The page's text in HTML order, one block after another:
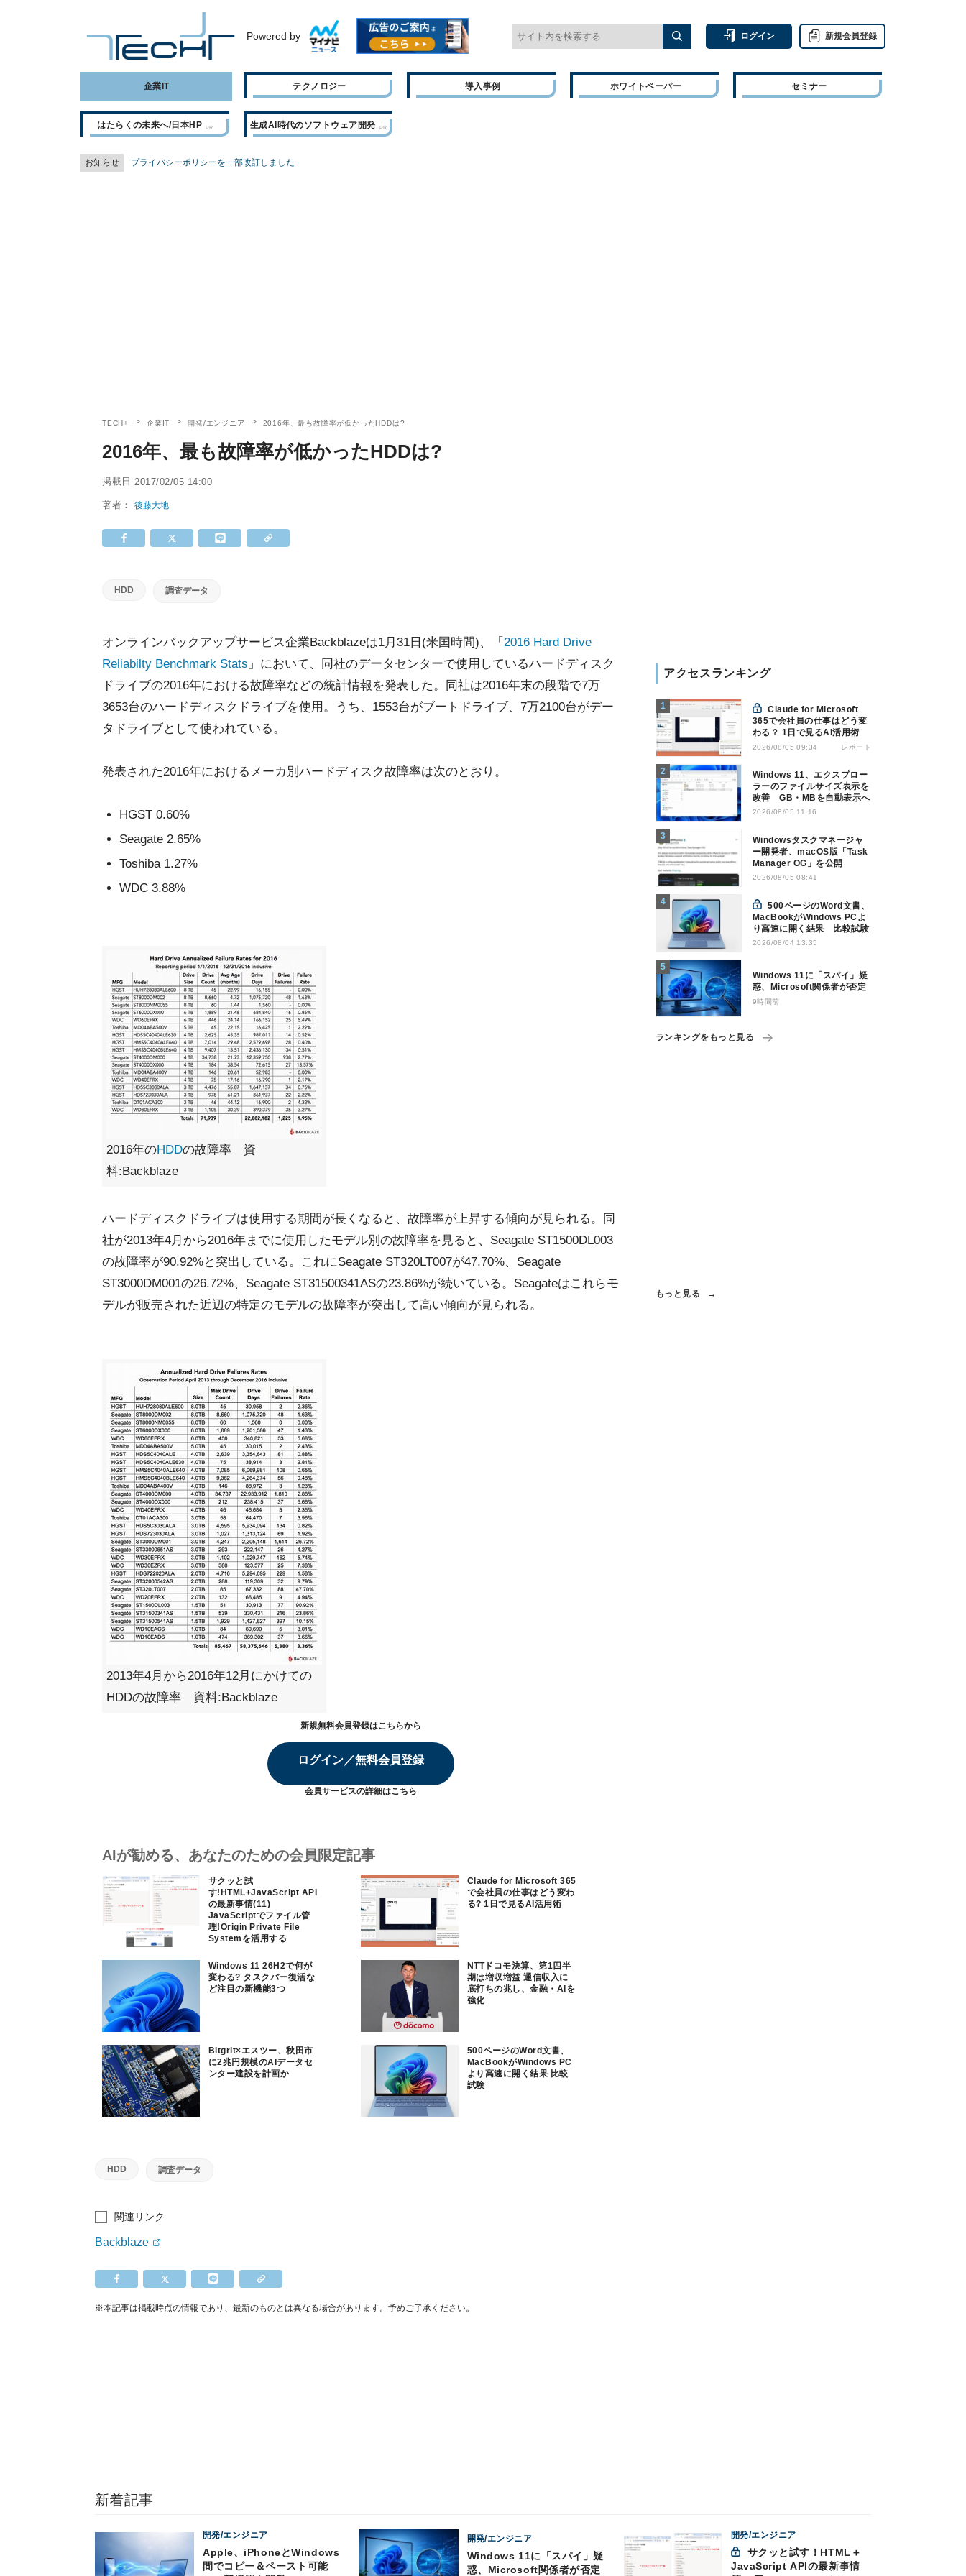
Powered by ログイン 新規会員登録
企業IT テクノロジー 導入事例 ホワイトペーパー セミナー
はたらくの未来へ/日本HP 生成AI時代のソフトウェア開発
お知らせ プライバシーポリシーを一部改訂しました
TECH+ 企業IT 開発/エンジニア 2016年、最も故障率が低かったHDDは?
2016年、最も故障率が低かったHDDは?
掲載日 2017/02/05 14:00
著者：後藤大地
HDD 調査データ
オンラインバックアップサービス企業Backblazeは1月31日(米国時間)、「 2016 Hard Drive
Reliabilty Benchmark Stats 」において、同社のデータセンターで使用しているハードディスク
ドライブの2016年における故障率などの統計情報を発表した。同社は2016年末の段階で7万
3653台のハードディスクドライブを使用。うち、1553台がブートドライブ、7万2100台がデー
タドライブとして使われている。
発表された2016年におけるメーカ別ハードディスク故障率は次のとおり。
HGST 0.60%
Seagate 2.65%
Toshiba 1.27%
WDC 3.88%
2016年のHDDの故障率 資
料:Backblaze
ハードディスクドライブは使用する期間が長くなると、故障率が上昇する傾向が見られる。同
社が2013年4月から2016年までに使用したモデル別の故障率を見ると、Seagate ST1500DL003
の故障率が90.92%と突出している。これにSeagate ST320LT007が47.70%、Seagate
ST3000DM001の26.72%、Seagate ST31500341ASの23.86%が続いている。Seagateはこれらモ
デルが販売された近辺の特定のモデルの故障率が突出して高い傾向が見られる。
2013年4月から2016年12月にかけての
HDDの故障率 資料:Backblaze
新規無料会員登録はこちらから
ログイン／無料会員登録
会員サービスの詳細はこちら
AIが勧める、あなたのための会員限定記事
サクッと試
す!HTML+JavaScript API
の最新事情(11)
JavaScriptでファイル管
理!Origin Private File
Systemを活用する
Claude for Microsoft 365
で会社員の仕事はどう変わ
る? 1日で見るAI活用術
Windows 11 26H2で何が
変わる? タスクバー復活な
ど注目の新機能3つ
NTTドコモ決算、第1四半
期は増収増益 通信収入に
底打ちの兆し、金融・AIを
強化
Bitgrit×エスツー、秋田市
に2兆円規模のAIデータセ
ンター建設を計画か
500ページのWord文書、
MacBookがWindows PC
より高速に開く結果 比較
試験
アクセスランキング
Claude for Microsoft
365で会社員の仕事はどう変
わる？ 1日で見るAI活用術
2026/08/05 09:34 レポート
Windows 11、エクスプロー
ラーのファイルサイズ表示を
改善 GB・MBを自動表示へ
2026/08/05 11:16
Windowsタスクマネージャ
ー開発者、macOS版「Task
Manager OG」を公開
2026/08/05 08:41
500ページのWord文書、
MacBookがWindows PCよ
り高速に開く結果 比較試験
2026/08/04 13:35
Windows 11に「スパイ」疑
惑、Microsoft関係者が否定
9時間前
ランキングをもっと見る
もっと見る
HDD 調査データ
関連リンク
Backblaze
※本記事は掲載時点の情報であり、最新のものとは異なる場合があります。予めご了承ください。
新着記事
開発/エンジニア
Apple、iPhoneとWindows
間でコピー＆ペースト可能
開発/エンジニア
Windows 11に「スパイ」疑
惑、Microsoft関係者が否定
開発/エンジニア
JavaScript APIの最新事情